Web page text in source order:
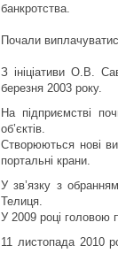
банкротства.
Почали
З ініціативи О.В.
березня 2003 року.
На підприємстві
об’єктів.
Створюються нові
портальні крани.
У зв’язку з
Телиця.
У 2009 році головою
11 листопада 2010